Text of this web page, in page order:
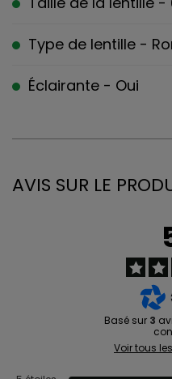
Type de lentille -
Éclairante - Oui
AVIS SUR LE
Basé sur 3
Voir tous